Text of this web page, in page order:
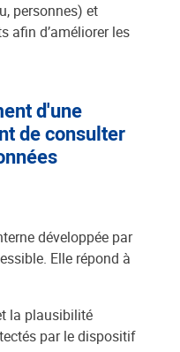
personnes) et
afin d’améliorer les
d'une
de consulter
développée par
Elle répond à
la plausibilité
par le dispositif